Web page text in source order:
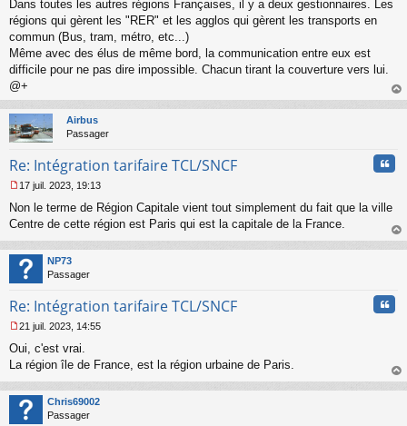
g
e
n
o
n
u
Dans toutes les autres régions Françaises, il y a deux gestionnaires. Les
régions qui gèrent les "RER" et les agglos qui gèrent les transports en
commun (Bus, tram, métro, etc...)
Même avec des élus de même bord, la communication entre eux est
difficile pour ne pas dire impossible. Chacun tirant la couverture vers lui.
@+
au
Airbus
Passager
Re: Intégration tarifaire TCL/SNCF
e
s
a
g
e
o
l
u
17 juil. 2023, 19:13
Non le terme de Région Capitale vient tout simplement du fait que la ville
Centre de cette région est Paris qui est la capitale de la France.
au
NP73
Passager
Re: Intégration tarifaire TCL/SNCF
e
s
a
g
e
21 juil. 2023, 14:55
Oui, c'est vrai.
La région île de France, est la région urbaine de Paris.
au
Chris69002
Passager